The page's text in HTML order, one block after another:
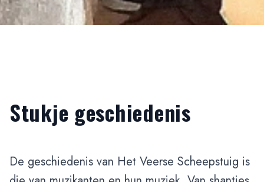
Stukje geschiedenis
De geschiedenis van Het Veerse Scheepstuig is